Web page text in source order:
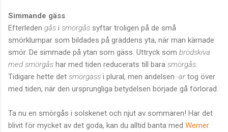
Simmande gäss
Efterleden gås i smörgås syftar troligen på de små
smörklumpar som bildades på gräddens yta, när man kärnade
smör. De simmade på ytan som gäss. Uttryck som brödskiva
med smörgås har med tiden reducerats till bara smörgås
Tidigare hette det smörgäss i plural, men ändelsen -artog över
med tiden, när den ursprungliga betydelsen började gå förlorad.
Ta nu en smörgås i solskenet och njut av sommaren! Har det
blivit för mycket av det goda, kan du alltid banta med Werner